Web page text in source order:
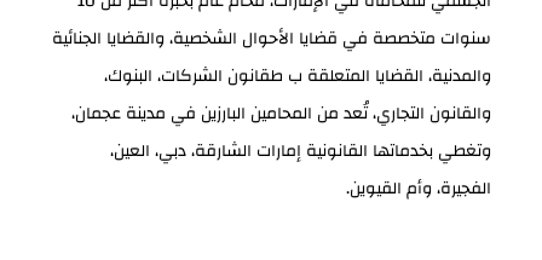
سنوات متخصصة في قضايا الأحوال الشخصية، والقضايا الجنائية
والمدنية، القضايا المتعلقة ب طقانون الشركات، البنوك،
والقانون التجاري، تُعد من المحامين البارزين في مدينة عجمان،
وتغطي بخدماتها القانونية إمارات الشارقة، دبي، العين،
الفجيرة، وأم القيوين.